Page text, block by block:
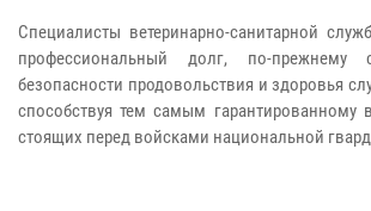
Специалисты ветеринарно-санитарной
профессиональный долг, по-прежнему
безопасности продовольствия и здоровья
способствуя тем самым гарантированному
стоящих перед войсками национальной